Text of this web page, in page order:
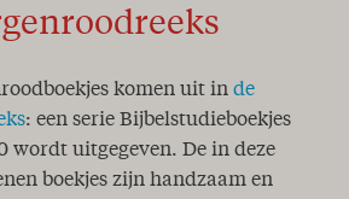
komen uit in de
: een serie Bijbelstudieboekjes
wordt uitgegeven. De in deze
boekjes zijn handzaam en